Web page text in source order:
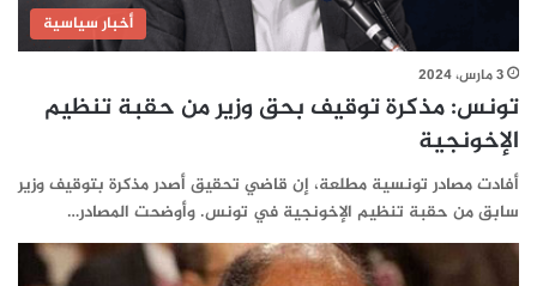
أخبار سياسية
3 مارس، 2024
تونس: مذكرة توقيف بحق وزير من حقبة تنظيم
الإخونجية
أفادت مصادر تونسية مطلعة، إن قاضي تحقيق أصدر مذكرة بتوقيف وزير
سابق من حقبة تنظيم الإخونجية في تونس. وأوضحت المصادر…